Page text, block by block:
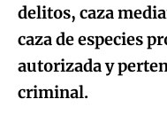
delitos, caza
caza de especies
autorizada y
criminal.